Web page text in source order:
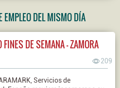
EMPLEO DEL MISMO DÍA
DE SEMANA - ZAMORA
209
Servicios de